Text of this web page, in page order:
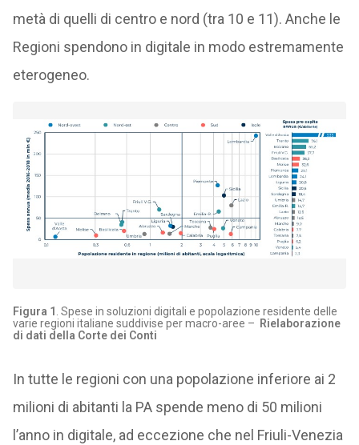
metà di quelli di centro e nord (tra 10 e 11). Anche le
Regioni spendono in digitale in modo estremamente
eterogeneo.
Figura 1 . Spese in soluzioni digitali e popolazione residente delle
varie regioni italiane suddivise per macro-aree – Rielaborazione
di dati della Corte dei Conti
In tutte le regioni con una popolazione inferiore ai 2
milioni di abitanti la PA spende meno di 50 milioni
l’anno in digitale, ad eccezione che nel Friuli-Venezia